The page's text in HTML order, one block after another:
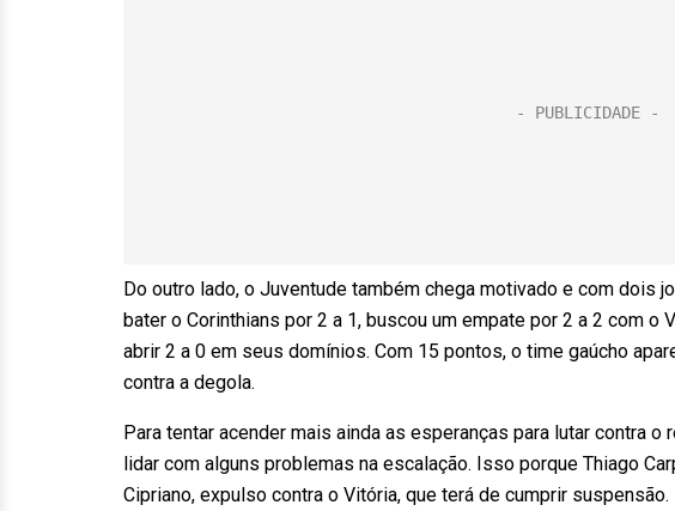
Do outro lado, o Juventude também chega motivado e com dois
bater o Corinthians por 2 a 1, buscou um empate por 2 a 2 com o
abrir 2 a 0 em seus domínios. Com 15 pontos, o time gaúcho
contra a degola.
Para tentar acender mais ainda as esperanças para lutar contra
lidar com alguns problemas na escalação. Isso porque Thiago
Cipriano, expulso contra o Vitória, que terá de cumprir suspensão.